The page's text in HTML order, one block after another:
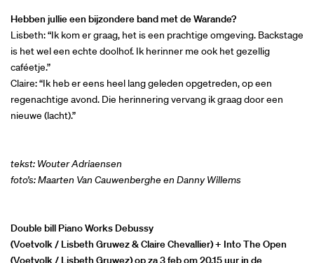
Hebben jullie een bijzondere band met de Warande?
Lisbeth: “Ik kom er graag, het is een prachtige omgeving. Backstage
is het wel een echte doolhof. Ik herinner me ook het gezellig
caféetje.”
Claire: “Ik heb er eens heel lang geleden opgetreden, op een
regenachtige avond. Die herinnering vervang ik graag door een
nieuwe (lacht).”
tekst: Wouter Adriaensen
foto’s: Maarten Van Cauwenberghe en Danny Willems
Double bill Piano Works Debussy
(Voetvolk / Lisbeth Gruwez & Claire Chevallier) + Into The Open